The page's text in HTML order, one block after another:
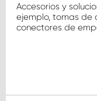
Accesorios y
ejemplo, tomas de
conectores de